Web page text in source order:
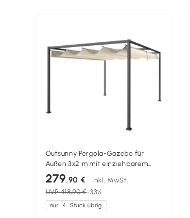
Outsunny Pergola-Gazebo für
Außen 3x2 m mit einziehbarem
Dach aus Metall und Polyester,
Creme und Grau
279,90 €
Inkl. MwSt.
UVP418,90 €-33%
nur 4 Stück übrig